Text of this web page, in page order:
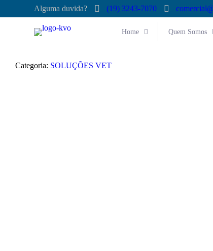
Alguma duvida? (19) 3243-7070
Home Quem Somos
Categoria: SOLUÇÕES VET